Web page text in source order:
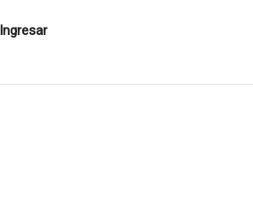
Ingresar